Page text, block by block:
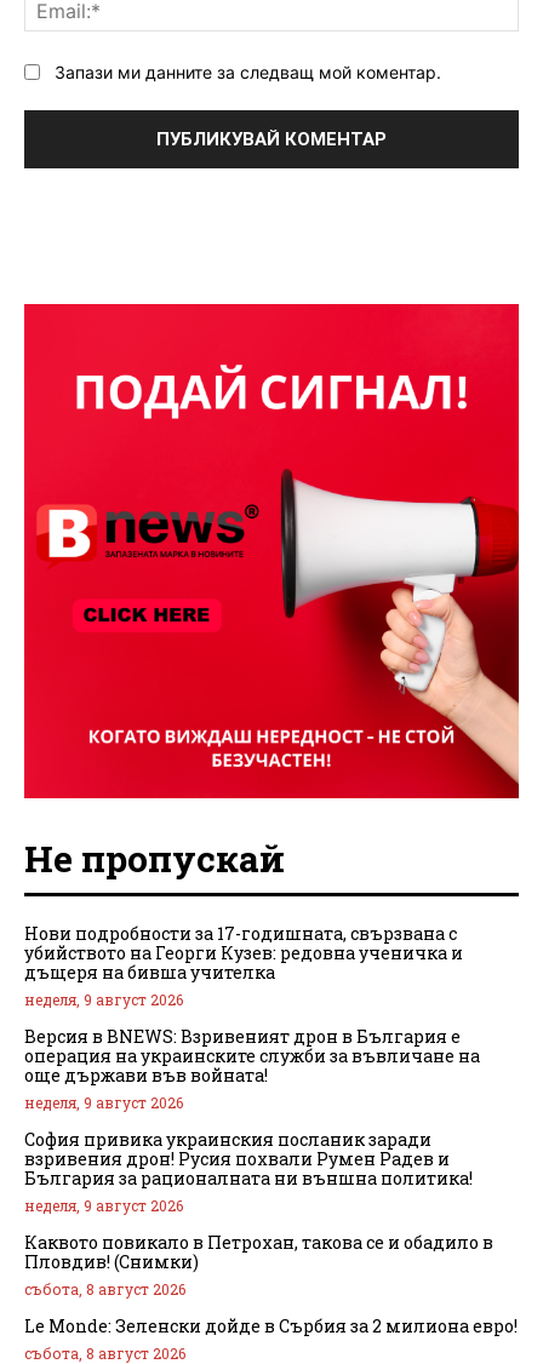
Запази ми данните за следващ мой коментар.
Не пропускай
Нови подробности за 17-годишната, свързвана с
убийството на Георги Кузев: редовна ученичка и
дъщеря на бивша учителка
неделя, 9 август 2026
Версия в BNEWS: Взривеният дрон в България е
операция на украинските служби за въвличане на
още държави във войната!
неделя, 9 август 2026
София привика украинския посланик заради
взривения дрон! Русия похвали Румен Радев и
България за рационалната ни външна политика!
неделя, 9 август 2026
Каквото повикало в Петрохан, такова се и обадило в
Пловдив! (Снимки)
събота, 8 август 2026
Le Monde: Зеленски дойде в Сърбия за 2 милиона евро!
събота, 8 август 2026